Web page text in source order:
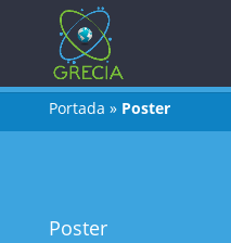
Portada » Poster
Poster